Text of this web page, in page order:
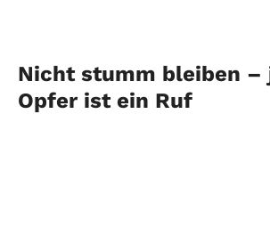
Nicht stumm bleiben –
Opfer ist ein Ruf